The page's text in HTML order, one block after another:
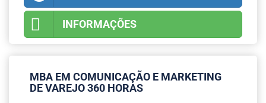
INFORMAÇÕES
MBA EM COMUNICAÇÃO E MARKETING
DE VAREJO 360 HORAS